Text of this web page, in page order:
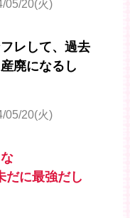
05/20(火)
レして、過去
廃になるし
05/20(火)
だに最強だし